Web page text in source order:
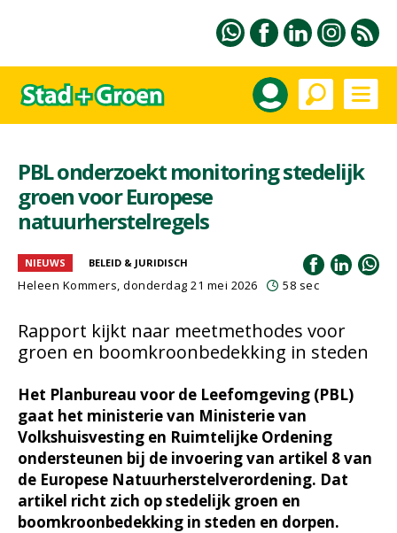
PBL onderzoekt monitoring stedelijk
groen voor Europese
natuurherstelregels
NIEUWS BELEID & JURIDISCH
Heleen Kommers, donderdag 21 mei 2026 58 sec
Rapport kijkt naar meetmethodes voor
groen en boomkroonbedekking in steden
Het Planbureau voor de Leefomgeving (PBL)
gaat het ministerie van Ministerie van
Volkshuisvesting en Ruimtelijke Ordening
ondersteunen bij de invoering van artikel 8 van
de Europese Natuurherstelverordening. Dat
artikel richt zich op stedelijk groen en
boomkroonbedekking in steden en dorpen.